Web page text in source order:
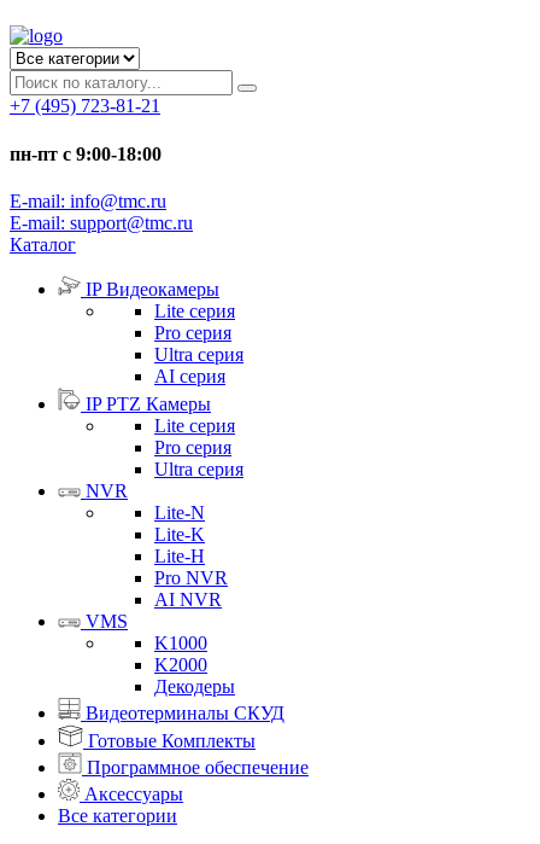
+7 (495) 723-81-21
пн-пт с 9:00-18:00
E-mail: info@tmc.ru
E-mail: support@tmc.ru
Каталог
IP Видеокамеры
Lite серия
Pro серия
Ultra серия
AI серия
IP PTZ Камеры
Lite серия
Pro серия
Ultra серия
NVR
Lite-N
Lite-K
Lite-H
Pro NVR
AI NVR
VMS
K1000
K2000
Декодеры
Видеотерминалы СКУД
Готовые Комплекты
Программное обеспечение
Аксессуары
Все категории